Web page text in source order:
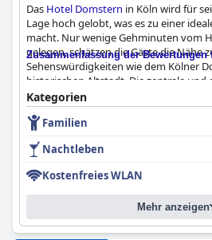
Das Hotel Domstern in Köln wird für
Lage hoch gelobt, was es zu einer
macht. Nur wenige Gehminuten vom
gelegen, schätzen die Gäste die Nähe
Sehenswürdigkeiten wie dem Kölner
historischen Altstadt. Die zentrale und
Hotels gewährleistet Bequemlichkeit,
Nachtruhe zu opfern, was es sowohl
Veranstaltungen als auch für die
macht.
Das Frühstück im
gelobt. Das morgendliche Angebot
und abwechslungsreich beschrieben
Auswahl. Die Aufmerksamkeit für
Qualität der Speisen, verbunden mit
Zusammenfassung der
Kategorien
Familien
Nachtleben
Kostenfreies WLAN
Mehr anzeigen